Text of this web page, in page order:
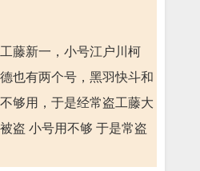
藤新一，小号江户川柯
也有两个号，黑羽快斗和
够用，于是经常盗工藤大
盗 小号用不够 于是常盗